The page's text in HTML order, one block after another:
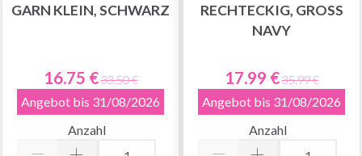
GARN KLEIN, SCHWARZ
16.75 €33.50 €
Angebot bis 31/08/2026
Anzahl
RECHTECKIG, GROSS N
AVY
17.99 €35.99 €
Angebot bis 31/08/2026
Anzahl